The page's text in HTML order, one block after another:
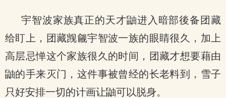
宇智波家族真正的天才鼬进入暗部後备团藏
给盯上，团藏觊觎宇智波一族的眼睛很久，加上
高层忌惮这个家族很久的时间，团藏才想要藉由
鼬的手来灭门，这件事被曾经的长老料到，雪子
只好安排一切的计画让鼬可以脱身。